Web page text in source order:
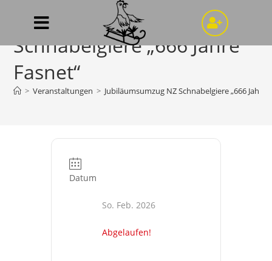
Jubiläumsumzug NZ
Schnabelgiere „666 Jahre
Fasnet“
> Veranstaltungen > Jubiläumsumzug NZ Schnabelgiere „666 Jahre
Datum
So. Feb. 2026
Abgelaufen!